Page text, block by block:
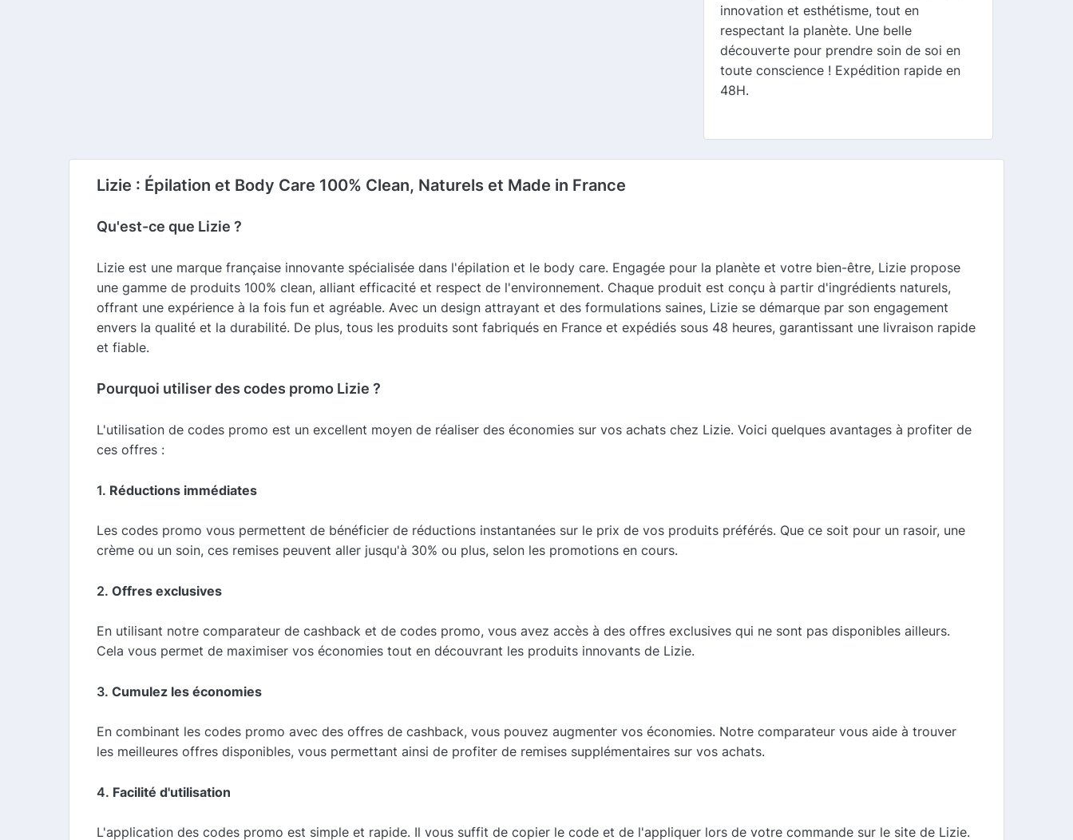
innovation et esthétisme, tout en
respectant la planète. Une belle
découverte pour prendre soin de soi en
toute conscience ! Expédition rapide en
48H.
Lizie : Épilation et Body Care 100% Clean, Naturels et Made in France
Qu'est-ce que Lizie ?
Lizie est une marque française innovante spécialisée dans l'épilation et le body care. Engagée pour la planète et votre bien-être, Lizie propose
une gamme de produits 100% clean, alliant efficacité et respect de l'environnement. Chaque produit est conçu à partir d'ingrédients naturels,
offrant une expérience à la fois fun et agréable. Avec un design attrayant et des formulations saines, Lizie se démarque par son engagement
envers la qualité et la durabilité. De plus, tous les produits sont fabriqués en France et expédiés sous 48 heures, garantissant une livraison rapide
et fiable.
Pourquoi utiliser des codes promo Lizie ?
L'utilisation de codes promo est un excellent moyen de réaliser des économies sur vos achats chez Lizie. Voici quelques avantages à profiter de
ces offres :
1. Réductions immédiates
Les codes promo vous permettent de bénéficier de réductions instantanées sur le prix de vos produits préférés. Que ce soit pour un rasoir, une
crème ou un soin, ces remises peuvent aller jusqu'à 30% ou plus, selon les promotions en cours.
2. Offres exclusives
En utilisant notre comparateur de cashback et de codes promo, vous avez accès à des offres exclusives qui ne sont pas disponibles ailleurs.
Cela vous permet de maximiser vos économies tout en découvrant les produits innovants de Lizie.
3. Cumulez les économies
En combinant les codes promo avec des offres de cashback, vous pouvez augmenter vos économies. Notre comparateur vous aide à trouver
les meilleures offres disponibles, vous permettant ainsi de profiter de remises supplémentaires sur vos achats.
4. Facilité d'utilisation
L'application des codes promo est simple et rapide. Il vous suffit de copier le code et de l'appliquer lors de votre commande sur le site de Lizie.